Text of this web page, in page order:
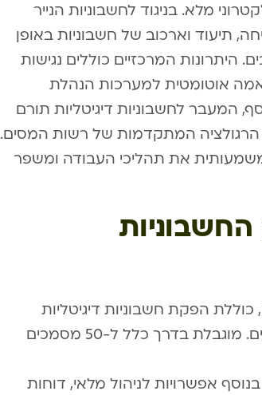
מלא. בניגוד לחשבוניות הנייר
תיעוד וארכוב של חשבוניות באופן
היתרונות המרכזיים כוללים נגישות
אוטומטית למערכות הנהלת
המעבר לחשבוניות דיגיטליות תורם
המתקדמות של רשות המסים.
את תהליכי העבודה ומשפר
החשבוניות
הפקת חשבוניות דיגיטליות
בסיסית, ניהול לקוחות פשוט ומעקב אחר תשלומים. מוגבלת בדרך כלל ל-50 מסמכים
אפשרויות לניהול מלאי, דוחות